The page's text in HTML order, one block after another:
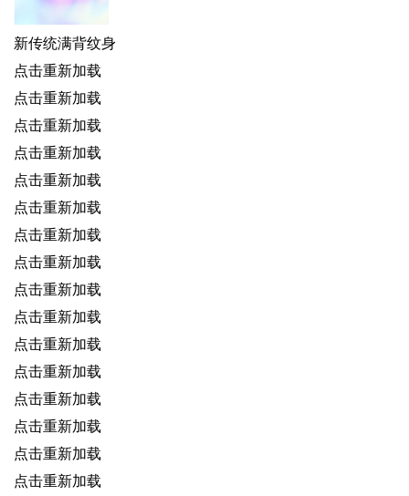
新传统满背纹身
点击重新加载
点击重新加载
点击重新加载
点击重新加载
点击重新加载
点击重新加载
点击重新加载
点击重新加载
点击重新加载
点击重新加载
点击重新加载
点击重新加载
点击重新加载
点击重新加载
点击重新加载
点击重新加载